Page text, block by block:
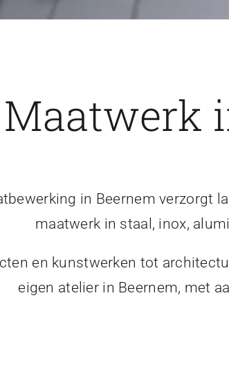
Maatwerk
in Beernem verzorgt
maatwerk in staal, inox,
en kunstwerken tot
eigen atelier in Beernem, met